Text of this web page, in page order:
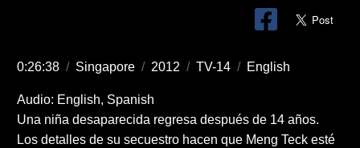
0:26:38 / Singapore / 2012 / TV-14 / English
Audio: English, Spanish
Una niña desaparecida regresa después de 14 años.
Los detalles de su secuestro hacen que Meng Teck esté